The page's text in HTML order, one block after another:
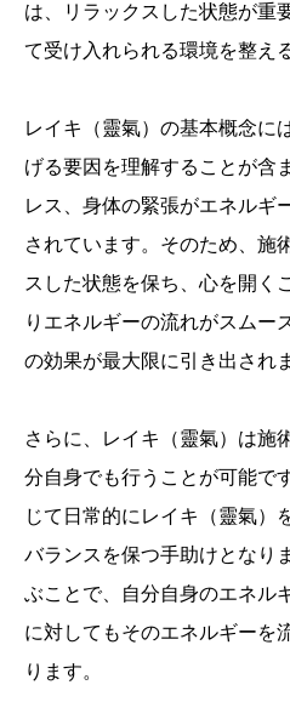
は、リラックスした状態が重
て受け入れられる環境を整え
レイキ（靈氣）の基本概念に
げる要因を理解することが含
レス、身体の緊張がエネルギ
されています。そのため、施
スした状態を保ち、心を開く
りエネルギーの流れがスムー
の効果が最大限に引き出され
さらに、レイキ（靈氣）は施
分自身でも行うことが可能で
じて日常的にレイキ（靈氣）
バランスを保つ手助けとなり
ぶことで、自分自身のエネル
に対してもそのエネルギーを
ります。